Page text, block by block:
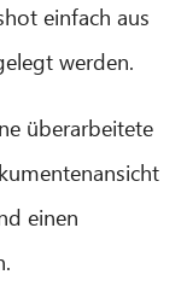
einfach aus
werden.
überarbeitete
einen